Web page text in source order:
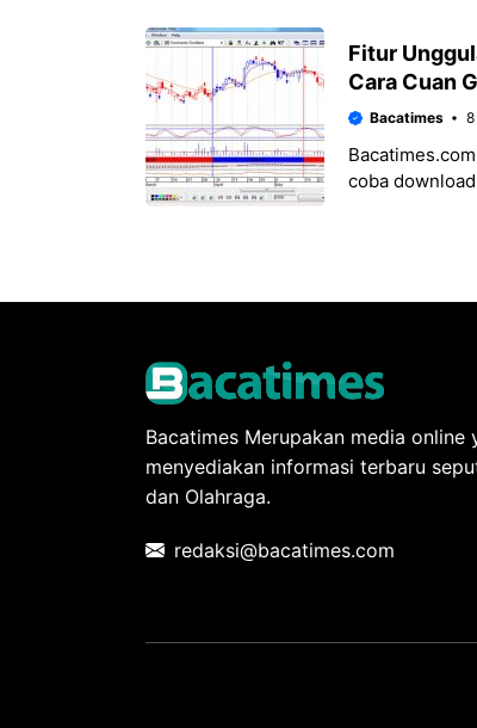
Fitur
Cara Cuan
Bacatimes
coba
Bacatimes Merupakan media online
menyediakan informasi terbaru
dan Olahraga.
redaksi@bacatimes.com